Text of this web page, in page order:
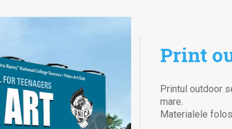
Print
Printul outdoor
mare.
Materialele